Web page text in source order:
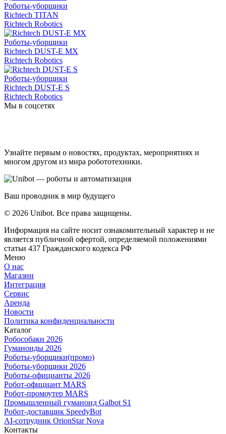
Роботы-уборщики
Richtech TITAN
Richtech Robotics
Роботы-уборщики
Richtech DUST-E MX
Richtech Robotics
Роботы-уборщики
Richtech DUST-E S
Richtech Robotics
Мы в соцсетях
Узнайте первым о новостях, продуктах, мероприятиях и
многом другом из мира робототехники.
Ваш проводник в мир будущего
© 2026 Unibot. Все права защищены.
Информация на сайте носит ознакомительный характер и не
является публичной офертой, определяемой положениями
статьи 437 Гражданского кодекса РФ
Меню
О нас
Магазин
Интеграция
Сервис
Аренда
Новости
Политика конфиденциальности
Каталог
Робособаки 2026
Гуманоиды 2026
Роботы-уборщики(промо)
Роботы-уборщики 2026
Роботы-официанты 2026
Робот-официант MARS
Робот-промоутер MARS
Промышленный гуманоид Galbot S1
Робот-доставщик SpeedyBot
AI-сотрудник OrionStar Nova
Контакты